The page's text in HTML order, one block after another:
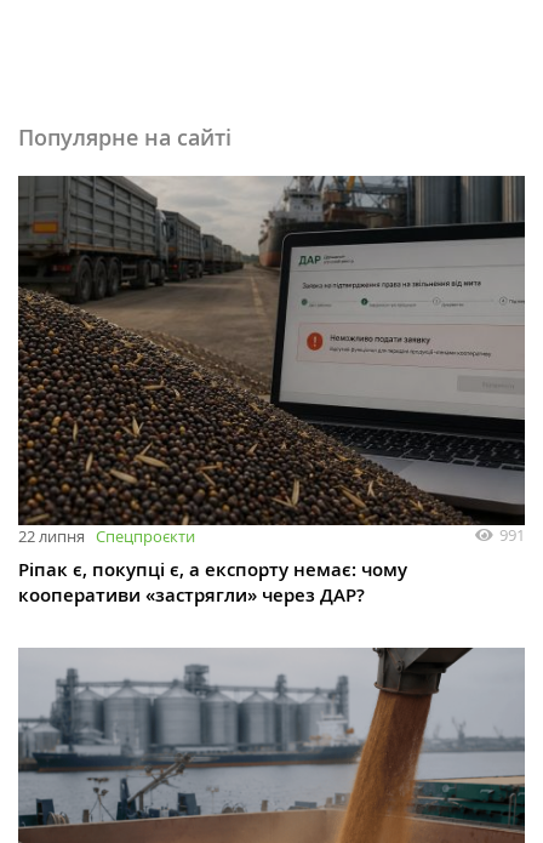
Популярне на сайті
22 липня Спецпроєкти 991
Ріпак є, покупці є, а експорту немає: чому
кооперативи «застрягли» через ДАР?